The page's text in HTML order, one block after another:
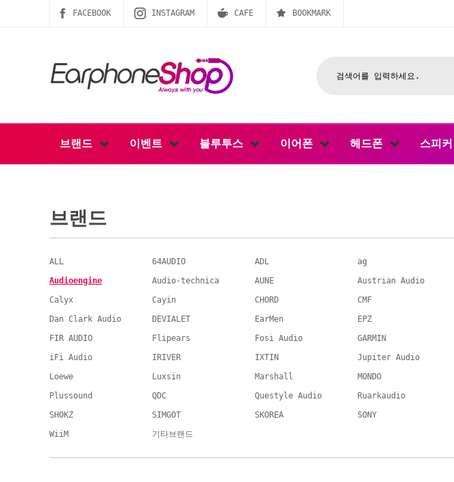
FACEBOOK INSTAGRAM CAFE BOOKMARK
브랜드 이벤트 블루투스 이어폰 헤드폰 스피커
브랜드
ALL 64AUDIO ADL ag
Audioengine
Audio-technica AUNE Austrian Audio
Calyx
Cayin CHORD CMF
Dan Clark Audio
DEVIALET EarMen EPZ
FIR AUDIO
Flipears Fosi Audio GARMIN
iFi Audio
IRIVER IXTIN Jupiter Audio
Loewe
Luxsin Marshall MONDO
Plussound
QDC Questyle Audio Ruarkaudio
SHOKZ
SIMGOT SKOREA SONY
WiiM
기타브랜드